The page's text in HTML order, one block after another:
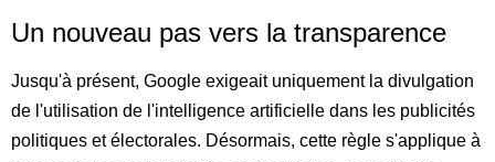
Un nouveau pas vers la transparence
Jusqu'à présent, Google exigeait uniquement la divulgation
de l'utilisation de l'intelligence artificielle dans les publicités
politiques et électorales. Désormais, cette règle s'applique à